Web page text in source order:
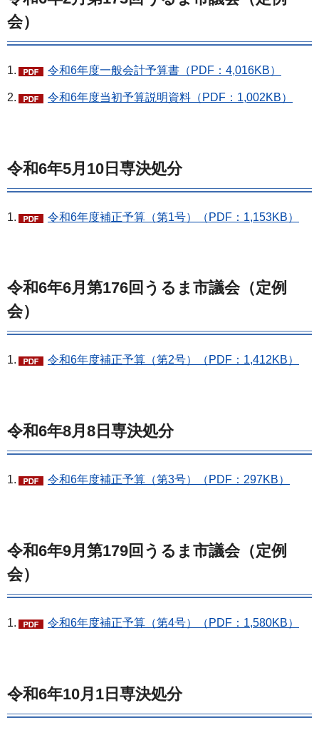
会）
1. 令和6年度一般会計予算書（PDF：4,016KB）
2. 令和6年度当初予算説明資料（PDF：1,002KB）
令和6年5月10日専決処分
1. 令和6年度補正予算（第1号）（PDF：1,153KB）
令和6年6月第176回うるま市議会（定例
会）
1. 令和6年度補正予算（第2号）（PDF：1,412KB）
令和6年8月8日専決処分
1. 令和6年度補正予算（第3号）（PDF：297KB）
令和6年9月第179回うるま市議会（定例
会）
1. 令和6年度補正予算（第4号）（PDF：1,580KB）
令和6年10月1日専決処分